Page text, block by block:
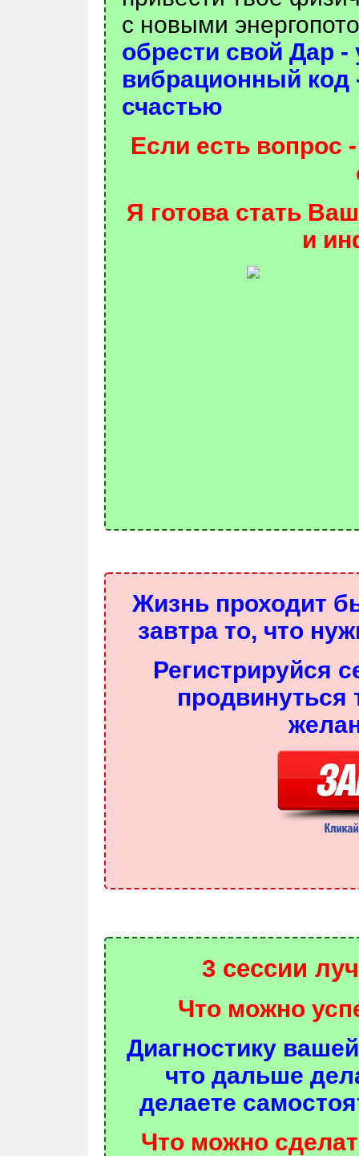
с новыми
обрести свой Дар
вибрационный
счастью
Если есть вопрос
Я готова стать
и
Жизнь проходит
завтра то, что
Регистрируйся
продвинуться
3 сессии
Что можно
Диагностику
что дальше
делаете
Что можно